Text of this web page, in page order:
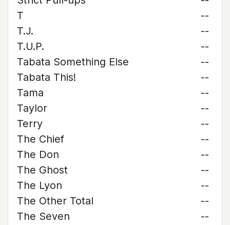
T
--
T.J.
--
T.U.P.
--
Tabata Something Else
--
Tabata This!
--
Tama
--
Taylor
--
Terry
--
The Chief
--
The Don
--
The Ghost
--
The Lyon
--
The Other Total
--
The Seven
--